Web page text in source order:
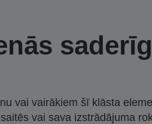
vai vairākiem šī klāsta
saitēs vai sava izstrādājuma